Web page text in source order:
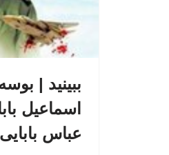
ببینید |
اسماعیل
عباس